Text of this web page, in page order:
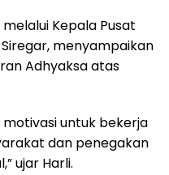
Kepala Pusat
menyampaikan
Adhyaksa atas
motivasi untuk bekerja
dan penegakan
ujar Harli.